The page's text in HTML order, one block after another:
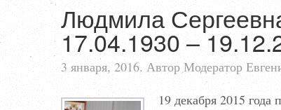
Людмила
17.04.1930 –
3 января, 2016. Автор Модератор
19 декабря 2015